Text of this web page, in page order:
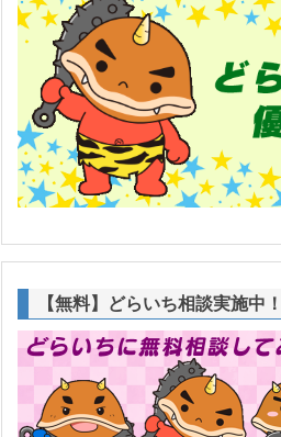
【無料】どらいち相談実施中！